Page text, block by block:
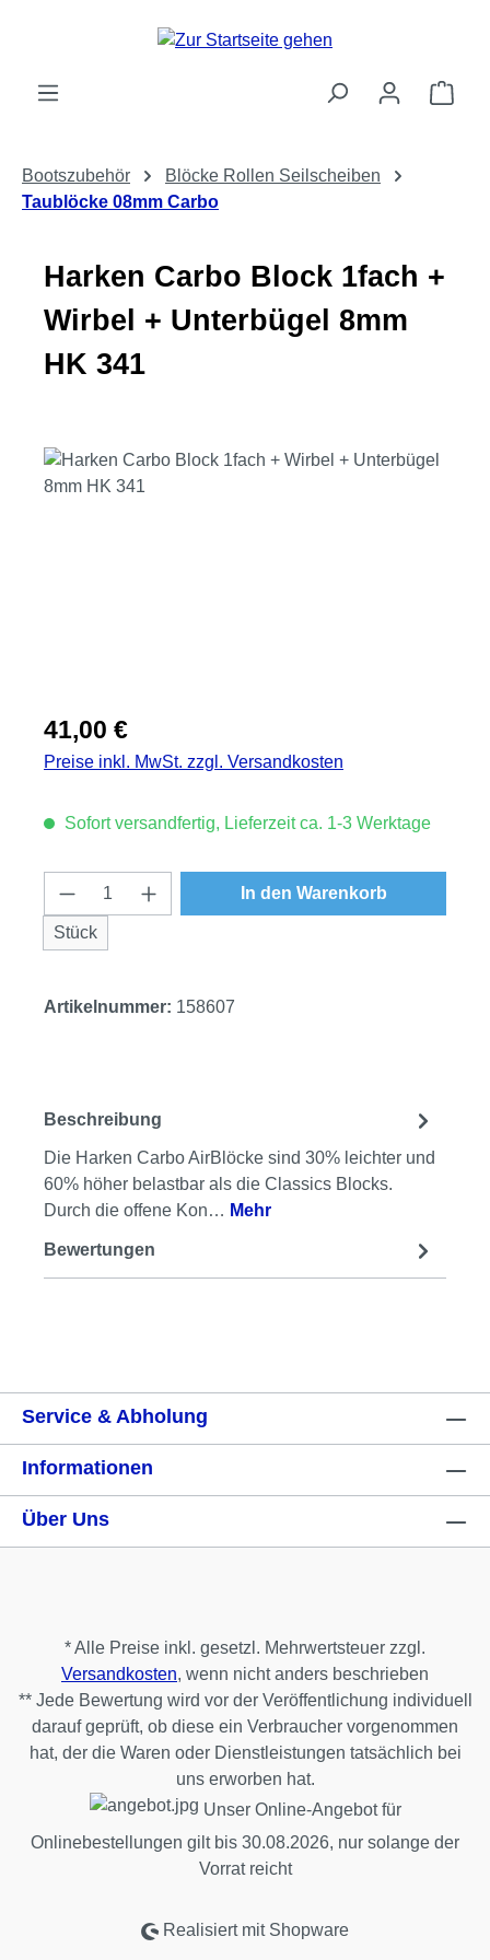
Zum Hauptinhalt springen
Bootszubehör
Blöcke Rollen Seilscheiben
Taublöcke 08mm Carbo
Harken Carbo Block 1fach +
Wirbel + Unterbügel 8mm
HK 341
Bildergalerie überspringen
Regulärer Preis:
41,00 €
Preise inkl. MwSt. zzgl. Versandkosten
Sofort versandfertig, Lieferzeit ca. 1-3 Werktage
Produkt Anzahl: Gib den gewünschten
Stück
In den Warenkorb
Artikelnummer: 158607
Beschreibung
Die Harken Carbo AirBlöcke sind 30% leichter und
60% höher belastbar als die Classics Blocks.
Durch die offene Kon… Mehr
Bewertungen
Service & Abholung
Informationen
Über Uns
* Alle Preise inkl. gesetzl. Mehrwertsteuer zzgl.
Versandkosten, wenn nicht anders beschrieben
** Jede Bewertung wird vor der Veröffentlichung individuell
darauf geprüft, ob diese ein Verbraucher vorgenommen
hat, der die Waren oder Dienstleistungen tatsächlich bei
uns erworben hat.
Unser Online-Angebot für
Onlinebestellungen gilt bis 30.08.2026, nur solange der
Vorrat reicht
Realisiert mit Shopware